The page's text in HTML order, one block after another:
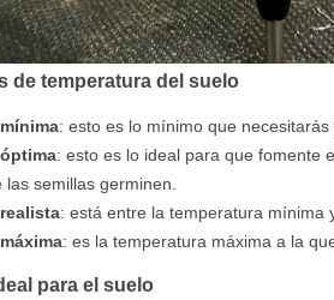
de temperatura del suelo
: esto es lo mínimo que
: esto es lo ideal para que fomente
semillas germinen.
: está entre la temperatura mínima
: es la temperatura máxima a la
para el suelo